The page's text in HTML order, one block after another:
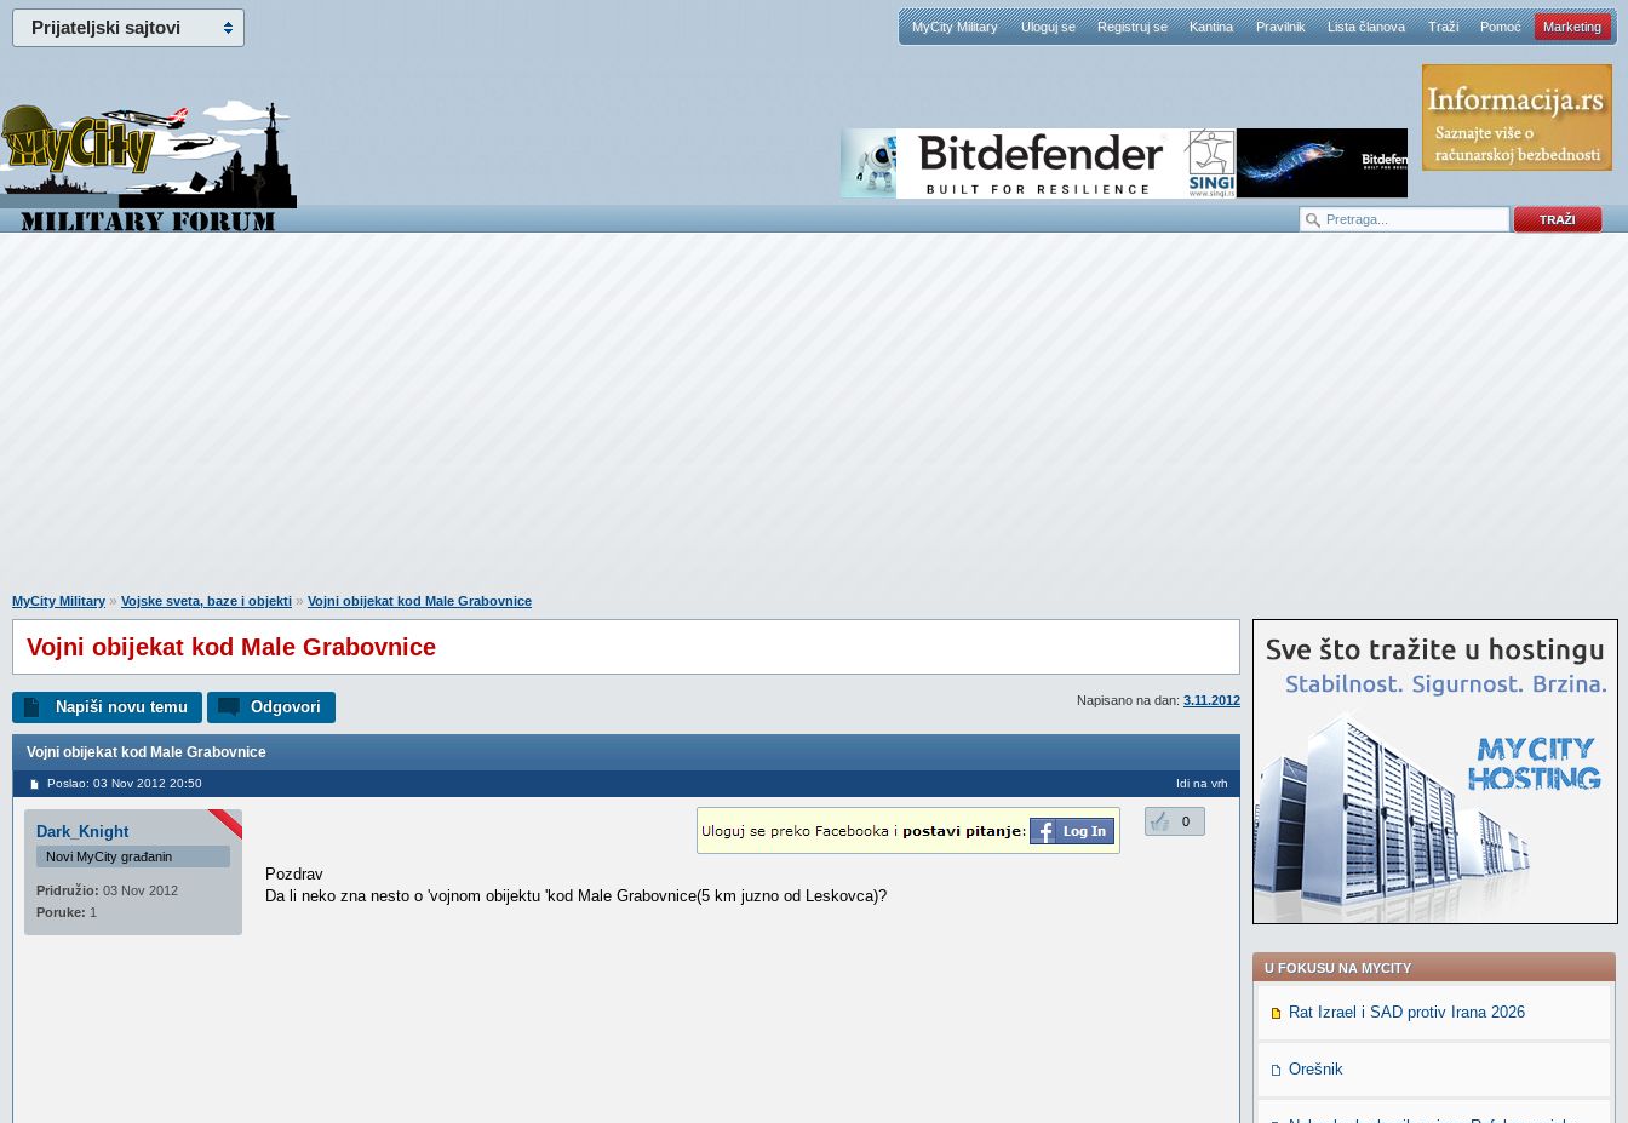
Prijateljski sajtovi MyCity Military Uloguj se Registruj se Kantina Pravilnik Lista članova Traži Pomoć Marketing
MyCity Military » Vojske sveta, baze i objekti » Vojni obijekat kod Male Grabovnice
Vojni obijekat kod Male Grabovnice
Napisano na dan: 3.11.2012
Napiši novu temu Odgovori
Vojni obijekat kod Male Grabovnice
Poslao: 03 Nov 2012 20:50 Idi na vrh
Dark_Knight
Novi MyCity građanin
Pridružio: 03 Nov 2012
Poruke: 1
0
Pozdrav
Da li neko zna nesto o 'vojnom obijektu 'kod Male Grabovnice(5 km juzno od Leskovca)?
U FOKUSU NA MYCITY
Rat Izrael i SAD protiv Irana 2026
Orešnik